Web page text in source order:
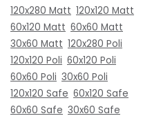
120x280 Matt 120x120 Matt
60x120 Matt 60x60 Matt
30x60 Matt 120x280 Poli
120x120 Poli 60x120 Poli
60x60 Poli 30x60 Poli
120x120 Safe 60x120 Safe
60x60 Safe 30x60 Safe